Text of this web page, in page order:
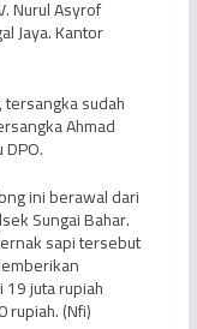
Nurul Asyrof
Jaya. Kantor
tersangka sudah
Ahmad
ini berawal dari
Sungai Bahar.
sapi tersebut
juta rupiah
(Nfi)